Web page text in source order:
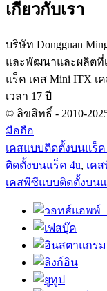
เกี่ยวกับเรา
บริษัท Dongguan
และพัฒนาและผลิตที่
แร็ค เคส Mini ITX เ
เวลา 17 ปี
© ลิขสิทธิ์ - 2010-
มือถือ
เคสแบบติดตั้งบนแร็ค
ติดตั้งบนแร็ค 4u, เค
เคสพีซีแบบติดตั้งบน